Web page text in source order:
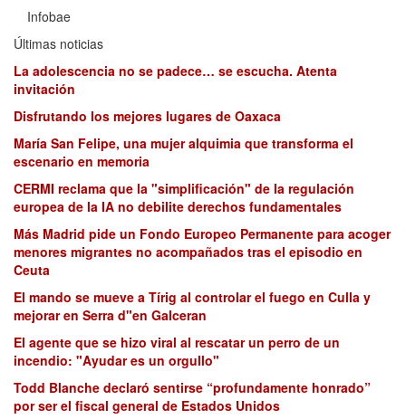
Infobae
Últimas noticias
La adolescencia no se padece… se escucha. Atenta
invitación
Disfrutando los mejores lugares de Oaxaca
María San Felipe, una mujer alquimia que transforma el
escenario en memoria
CERMI reclama que la "simplificación" de la regulación
europea de la IA no debilite derechos fundamentales
Más Madrid pide un Fondo Europeo Permanente para acoger
menores migrantes no acompañados tras el episodio en
Ceuta
El mando se mueve a Tírig al controlar el fuego en Culla y
mejorar en Serra d"en Galceran
El agente que se hizo viral al rescatar un perro de un
incendio: "Ayudar es un orgullo"
Todd Blanche declaró sentirse “profundamente honrado”
por ser el fiscal general de Estados Unidos